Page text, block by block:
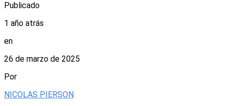
Publicado
1 año atrás
en
26 de marzo de 2025
Por
NICOLAS PIERSON